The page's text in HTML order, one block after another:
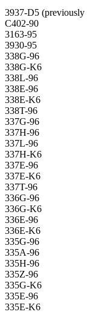
3937-D5
C402-90
3163-95
3930-95
338G-96
338G-K6
338L-96
338E-96
338E-K6
338T-96
337G-96
337H-96
337L-96
337H-K6
337E-96
337E-K6
337T-96
336G-96
336G-K6
336E-96
336E-K6
335G-96
335A-96
335H-96
335Z-96
335G-K6
335E-96
335E-K6